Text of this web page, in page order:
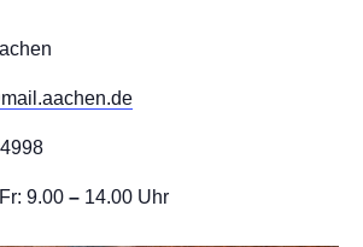
9.00 – 14.00 Uhr